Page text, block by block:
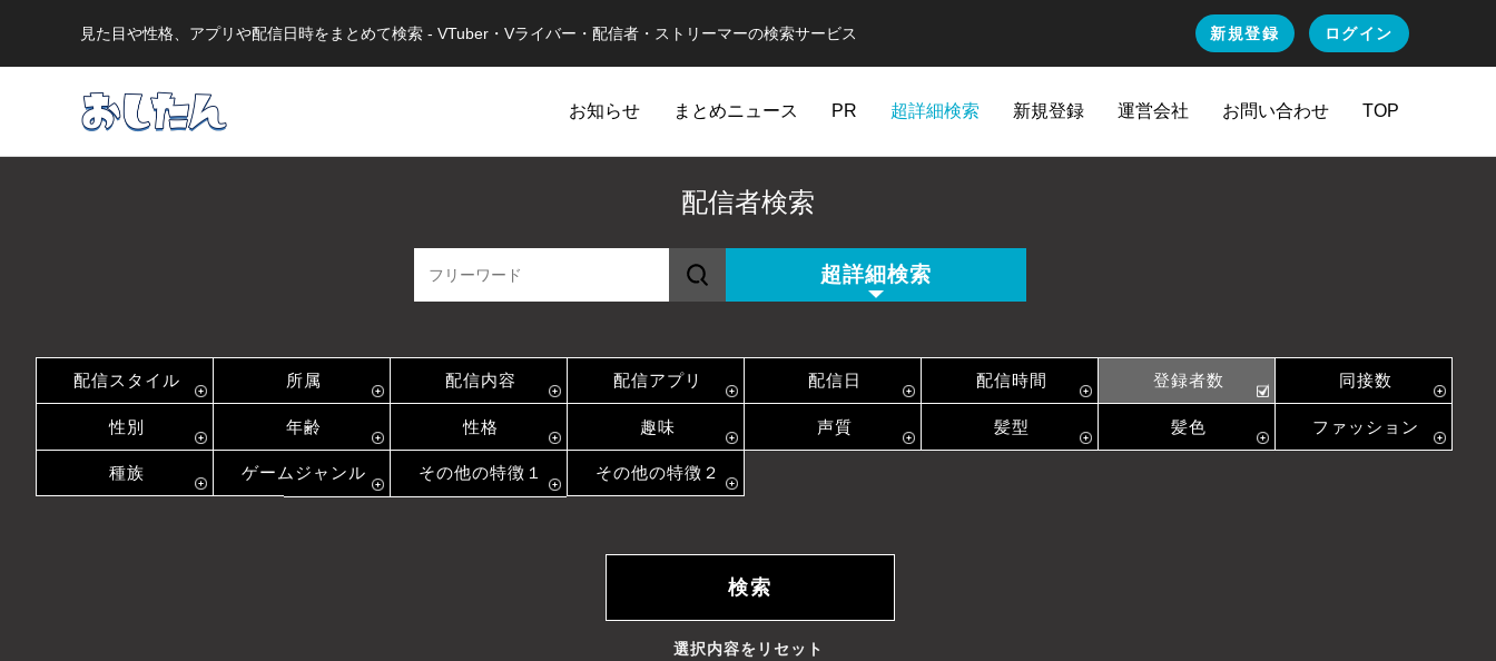
見た目や性格、アプリや配信日時をまとめて検索 - VTuber・Vライバー・配信者・ストリーマーの検索サービス 新規登録 ログイン
お知らせ まとめニュース PR 超詳細検索 新規登録 運営会社 お問い合わせ TOP
配信者検索
超詳細検索
配信スタイル 所属 配信内容 配信アプリ 配信日 配信時間 登録者数 同接数
性別 年齢 性格 趣味 声質 髪型 髪色 ファッション
種族 ゲームジャンル その他の特徴１ その他の特徴２
選択内容をリセット